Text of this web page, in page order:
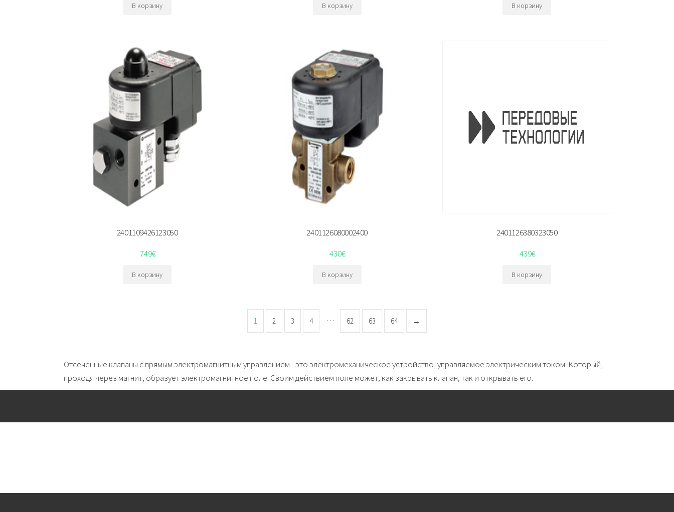
В корзину В корзину В корзину
2401109426123050
749€
В корзину
2401126080002400
430€
В корзину
2401126380323050
439€
В корзину
1 2 3 4 … 62 63 64 →
Отсеченные клапаны с прямым электромагнитным управлением– это электромеханическое устройство, управляемое электрическим током. Который,
проходя через магнит, образует электромагнитное поле. Своим действием поле может, как закрывать клапан, так и открывать его.